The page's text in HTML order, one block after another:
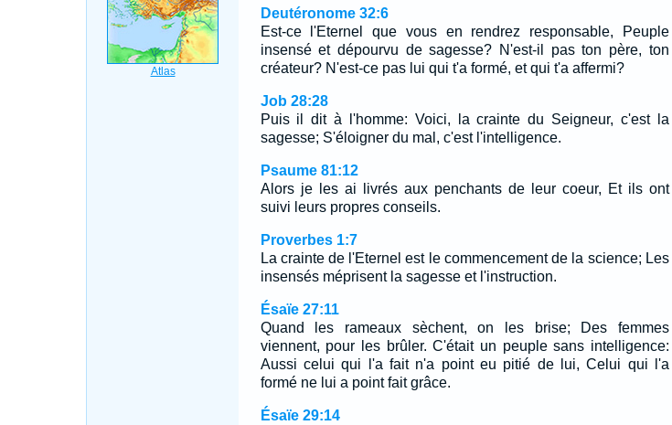
Deutéronome 32:6
Est-ce l'Eternel que vous en rendrez responsable, Peuple
insensé et dépourvu de sagesse? N'est-il pas ton père, ton
créateur? N'est-ce pas lui qui t'a formé, et qui t'a affermi?
Job 28:28
Puis il dit à l'homme: Voici, la crainte du Seigneur, c'est la
sagesse; S'éloigner du mal, c'est l'intelligence.
Psaume 81:12
Alors je les ai livrés aux penchants de leur coeur, Et ils ont
suivi leurs propres conseils.
Proverbes 1:7
La crainte de l'Eternel est le commencement de la science; Les
insensés méprisent la sagesse et l'instruction.
Ésaïe 27:11
Quand les rameaux sèchent, on les brise; Des femmes
viennent, pour les brûler. C'était un peuple sans intelligence:
Aussi celui qui l'a fait n'a point eu pitié de lui, Celui qui l'a
formé ne lui a point fait grâce.
Ésaïe 29:14